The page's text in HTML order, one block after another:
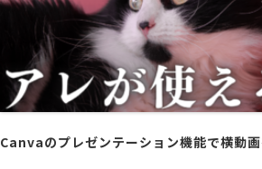
Canvaのプレゼンテーション機能で横動